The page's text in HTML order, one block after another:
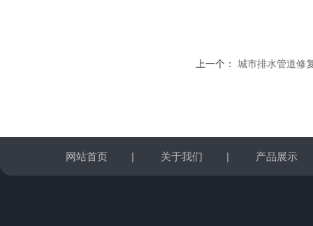
上一个： 城市排水管道修
网站首页 | 关于我们 | 产品展示